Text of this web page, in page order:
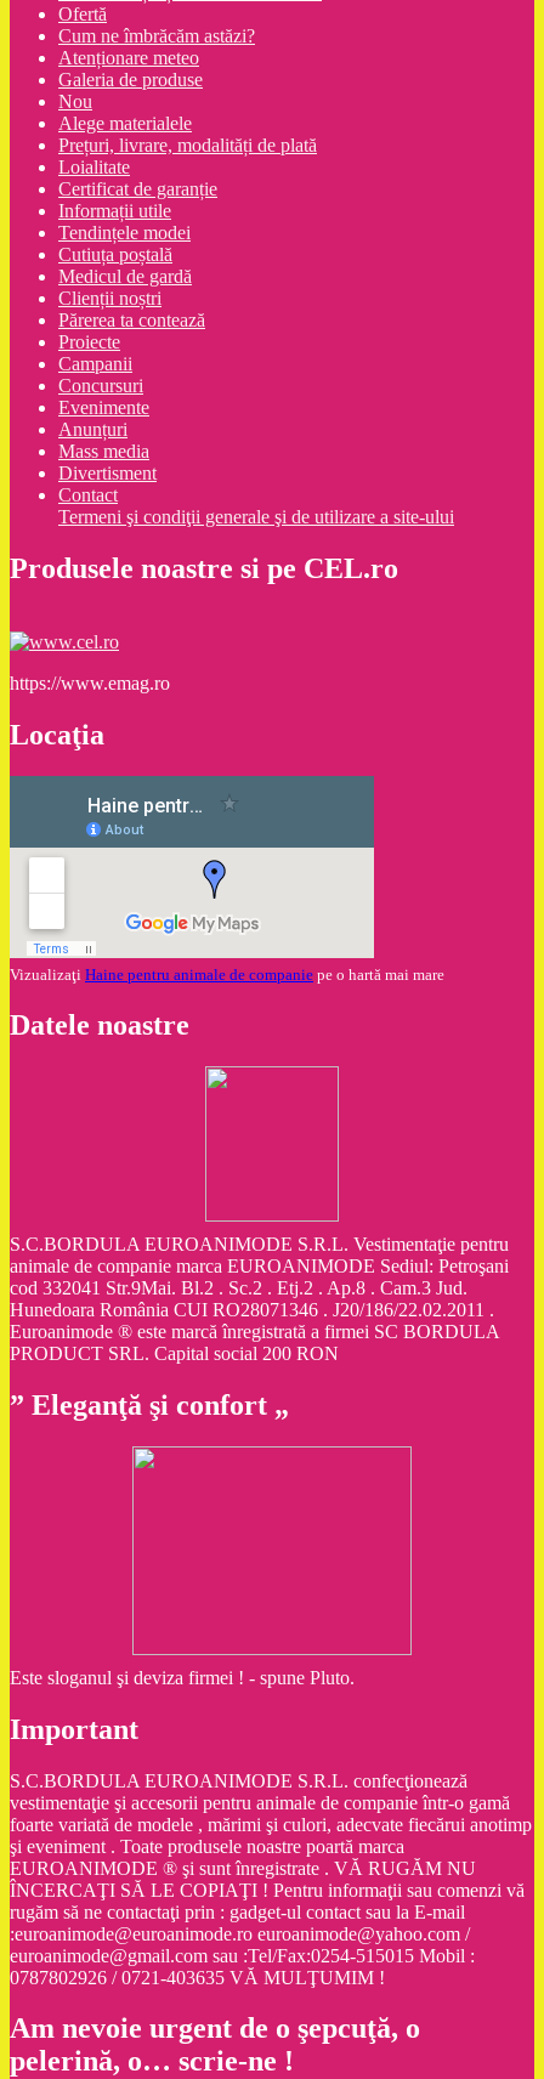
Ofertă
Cum ne îmbrăcăm astăzi?
Atenționare meteo
Galeria de produse
Nou
Alege materialele
Prețuri, livrare, modalități de plată
Loialitate
Certificat de garanție
Informații utile
Tendințele modei
Cutiuța poștală
Medicul de gardă
Clienții noștri
Părerea ta contează
Proiecte
Campanii
Concursuri
Evenimente
Anunțuri
Mass media
Divertisment
Contact
Termeni şi condiţii generale şi de utilizare a site-ului
Produsele noastre si pe CEL.ro
https://www.emag.ro
Locaţia
Vizualizaţi Haine pentru animale de companie pe o hartă mai mare
Datele noastre
S.C.BORDULA EUROANIMODE S.R.L. Vestimentaţie pentru
animale de companie marca EUROANIMODE Sediul: Petroşani
cod 332041 Str.9Mai. Bl.2 . Sc.2 . Etj.2 . Ap.8 . Cam.3 Jud.
Hunedoara România CUI RO28071346 . J20/186/22.02.2011 .
Euroanimode ® este marcă înregistrată a firmei SC BORDULA
PRODUCT SRL. Capital social 200 RON
” Eleganţă şi confort „
Este sloganul şi deviza firmei ! - spune Pluto.
Important
S.C.BORDULA EUROANIMODE S.R.L. confecţionează
vestimentaţie şi accesorii pentru animale de companie într-o gamă
foarte variată de modele , mărimi şi culori, adecvate fiecărui anotimp
şi eveniment . Toate produsele noastre poartă marca
EUROANIMODE ® şi sunt înregistrate . VĂ RUGĂM NU
ÎNCERCAŢI SĂ LE COPIAŢI ! Pentru informaţii sau comenzi vă
rugăm să ne contactaţi prin : gadget-ul contact sau la E-mail
:euroanimode@euroanimode.ro euroanimode@yahoo.com /
euroanimode@gmail.com sau :Tel/Fax:0254-515015 Mobil :
0787802926 / 0721-403635 VĂ MULŢUMIM !
Am nevoie urgent de o şepcuţă, o
pelerină, o… scrie-ne !